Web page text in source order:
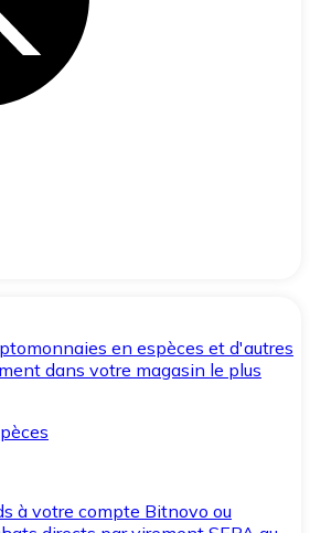
en espèces et d'autres
dans votre magasin le plus
à votre compte Bitnovo ou